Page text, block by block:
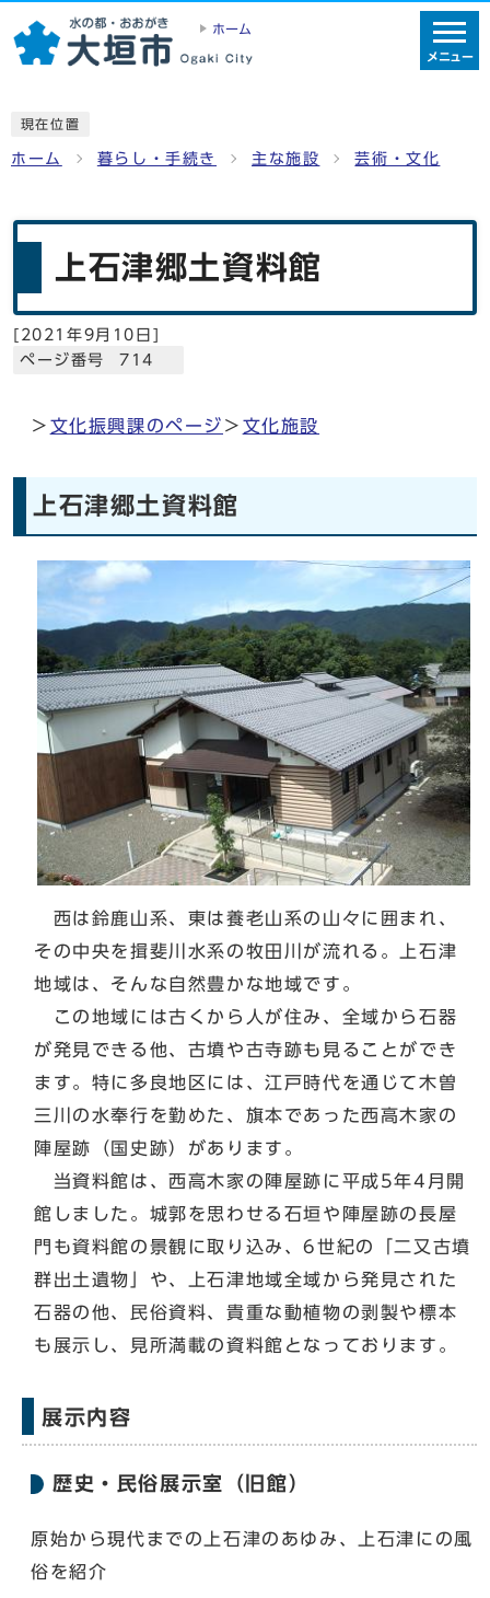
ホーム
メニュー
現在位置
ホーム 暮らし・手続き 主な施設 芸術・文化
上石津郷土資料館
[ 2021年9月10日 ]
ページ番号 714
＞ 文化振興課のページ ＞ 文化施設
上石津郷土資料館
西は鈴鹿山系、東は養老山系の山々に囲まれ、
その中央を揖斐川水系の牧田川が流れる。上石津
地域は、そんな自然豊かな地域です。
この地域には古くから人が住み、全域から石器
が発見できる他、古墳や古寺跡も見ることができ
ます。特に多良地区には、江戸時代を通じて木曽
三川の水奉行を勤めた、旗本であった西高木家の
陣屋跡（国史跡）があります。
当資料館は、西高木家の陣屋跡に平成5年4月開
館しました。城郭を思わせる石垣や陣屋跡の長屋
門も資料館の景観に取り込み、6世紀の「二又古墳
群出土遺物」や、上石津地域全域から発見された
石器の他、民俗資料、貴重な動植物の剥製や標本
も展示し、見所満載の資料館となっております。
展示内容
歴史・民俗展示室（旧館）
原始から現代までの上石津のあゆみ、上石津にの風
俗を紹介